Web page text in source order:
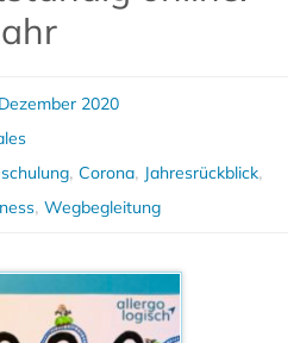
2020
, Corona, Jahresrückblick,
, Wegbegleitung